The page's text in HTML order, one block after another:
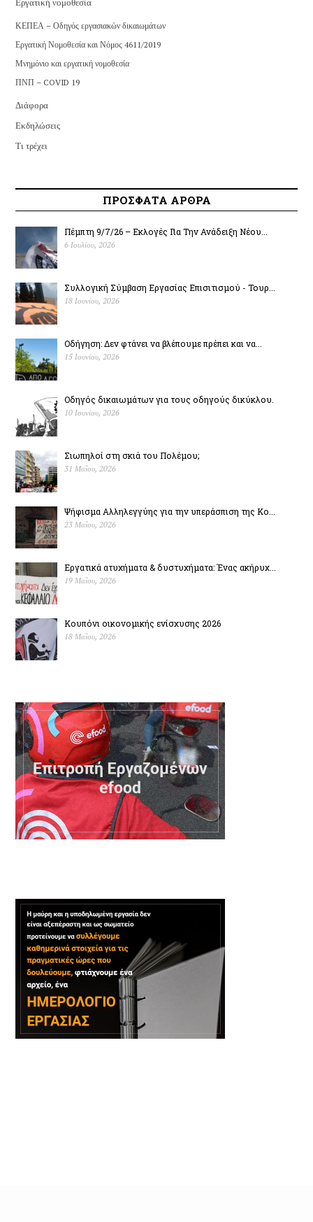
ΚΕΠΕΑ – Οδηγός εργασιακών δικαιωμάτων
Εργατική Νομοθεσία και Νόμος 4611/2019
Μνημόνιο και εργατική νομοθεσία
ΠΝΠ – COVID 19
Διάφορα
Εκδηλώσεις
Τι τρέχει
ΠΡΟΣΦΑΤΑ ΑΡΘΡΑ
Πέμπτη 9/7/26 – Εκλογές Για Την Ανάδειξη Νέου...
6 Ιουλίου, 2026
Συλλογική Σύμβαση Εργασίας Επισιτισμού - Τουρ...
18 Ιουνίου, 2026
Οδήγηση: Δεν φτάνει να βλέπουμε πρέπει και να...
15 Ιουνίου, 2026
Οδηγός δικαιωμάτων για τους οδηγούς δικύκλου.
10 Ιουνίου, 2026
Σιωπηλοί στη σκιά του Πολέµου;
31 Μαΐου, 2026
Ψήφισμα Αλληλεγγύης για την υπεράσπιση της Κο...
23 Μαΐου, 2026
Εργατικά ατυχήματα & δυστυχήµατα: Ένας ακήρυχ...
19 Μαΐου, 2026
Κουπόνι οικονομικής ενίσχυσης 2026
18 Μαΐου, 2026